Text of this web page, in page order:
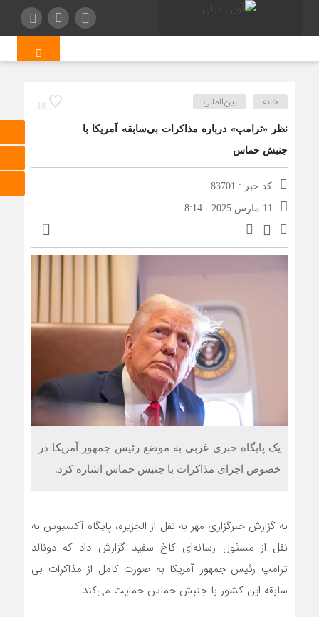
خوابگاه‌های
18 خانه بین‌المللی
نظر «ترامپ» درباره مذاکرات بی‌سابقه آمریکا با
جنبش حماس
کد خبر : 83701
11 مارس 2025 - 8:14
یک پایگاه خبری غربی به موضع رئیس جمهور آمریکا در
خصوص اجرای مذاکرات با جنبش حماس اشاره کرد.
به گزارش خبرگزاری مهر به نقل از الجزیره، پایگاه آکسیوس به
نقل از مسئول رسانه‌ای کاخ سفید گزارش داد که دونالد
ترامپ رئیس جمهور آمریکا به صورت کامل از مذاکرات بی
سابقه این کشور با جنبش حماس حمایت می‌کند.